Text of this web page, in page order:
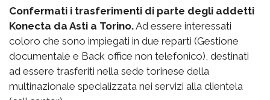
Confermati i trasferimenti di parte degli addetti
Konecta da Asti a Torino.Ad essere interessati
coloro che sono impiegati in due reparti (Gestione
documentale e Back office non telefonico), destinati
ad essere trasferiti nella sede torinese della
multinazionale specializzata nei servizi alla clientela